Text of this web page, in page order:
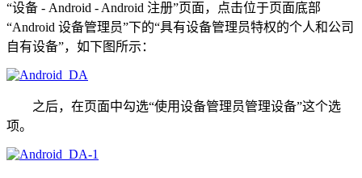
“设备 - Android - Android 注册”页面，点击位于页面底部
“Android 设备管理员”下的“具有设备管理员特权的个人和公司
自有设备”，如下图所示：
之后，在页面中勾选“使用设备管理员管理设备”这个选
项。